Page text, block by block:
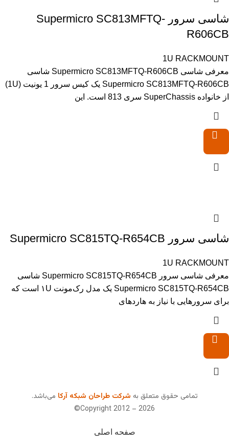
شاسی سرور Supermicro SC813MFTQ-
R606CB
1U RACKMOUNT
معرفی شاسی Supermicro SC813MFTQ-R606CB شاسی
Supermicro SC813MFTQ-R606CB یک کیس سرور 1 یونیت (1U)
از خانواده SuperChassis سری 813 است. این
شاسی سرور Supermicro SC815TQ-R654CB
1U RACKMOUNT
معرفی شاسی سرور Supermicro SC815TQ-R654CB شاسی
Supermicro SC815TQ-R654CB یک مدل رک‌مونت ۱U است که
برای سرورهایی با نیاز به هاردهای
تمامی حقوق متعلق به شرکت طراحان شبکه آرکا می‌باشد.
Copyright 2012 – 2026©
صفحه اصلی